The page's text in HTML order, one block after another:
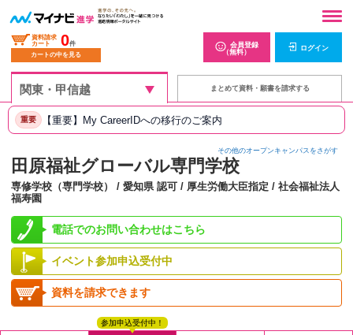
資料請求
カート
0件
カートの中を見る
会員登録
（無料）
ログイン
まとめて資料・願書を請求する
重要 【重要】My CareerIDへの移行のご案内
その他のオープンキャンパスをさがす
田原福祉グローバル専門学校
専修学校（専門学校） / 愛知県 認可 / 厚生労働大臣指定 / 社会福祉法人
福寿園
電話でのお問い合わせはこちら
イベント参加申込受付中
資料を請求できます
参加申込受付中！